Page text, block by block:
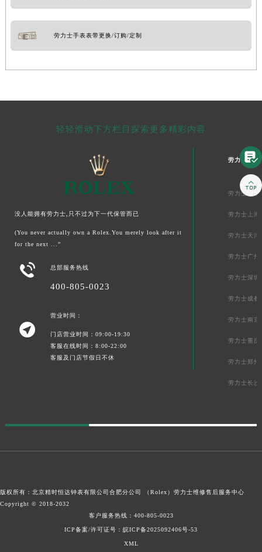
劳力士手表表带更换/订购/定制
轻轻滑动下方栏目探索更多精彩内容
没人能拥有劳力士,只不过为下一代保管而已
(You never actually own a Rolex.You merely look after it
for the next ...”
 总部服务热线
400-805-0023

营业时间：
门店营业时间：09:00-19:30
客服在线时间：8:00-22:00
客服及门店节假日不休
劳力士中国
劳力士北京
劳力士上海
劳力士天津
劳力士广州
劳力士深圳
劳力士成都
劳力士南京
劳力士重庆
劳力士郑州
劳力士长沙
版权所有：北京精时恒达钟表有限公司合肥分公司 （Rolex） 劳力士维修售后服务中心
Copyright © 2018-2032
客户服务热线： 400-805-0023
ICP备案/许可证号：皖ICP备2025092406号-53
XML

